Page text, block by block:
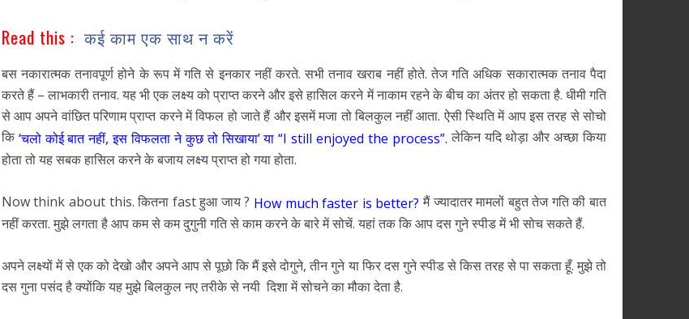
Read this :कई काम एक साथ न करें
बस नकारात्मक तनावपूर्ण होने के रूप में गति से इनकार नहीं करते. सभी तनाव खराब नहीं होते. तेज गति अधिक सकारात्मक तनाव पैदा
करते हैं – लाभकारी तनाव. यह भी एक लक्ष्य को प्राप्त करने और इसे हासिल करने में नाकाम रहने के बीच का अंतर हो सकता है. धीमी गति
से आप अपने वांछित परिणाम प्राप्त करने में विफल हो जाते हैं और इसमें मजा तो बिलकुल नहीं आता. ऐसी स्थिति में आप इस तरह से सोचो
कि ‘चलो कोई बात नहीं, इस विफलता ने कुछ तो सिखाया’ या “I still enjoyed the process”. लेकिन यदि थोड़ा और अच्छा किया
होता तो यह सबक हासिल करने के बजाय लक्ष्य प्राप्त हो गया होता.
Now think about this. कितना fast हुआ जाय ? How much faster is better? मैं ज्यादातर मामलों बहुत तेज गति की बात
नहीं करता. मुझे लगता है आप कम से कम दुगुनी गति से काम करने के बारे में सोचें. यहां तक कि आप दस गुने स्पीड में भी सोच सकते हैं.
अपने लक्ष्यों में से एक को देखो और अपने आप से पूछो कि मैं इसे दोगुने, तीन गुने या फिर दस गुने स्पीड से किस तरह से पा सकता हूँ. मुझे तो
दस गुना पसंद है क्योंकि यह मुझे बिलकुल नए तरीके से नयी दिशा में सोचने का मौका देता है.